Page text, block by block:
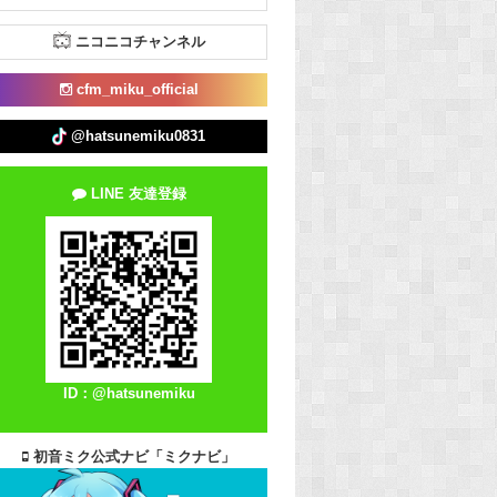
ニコニコチャンネル
cfm_miku_official
@hatsunemiku0831
LINE 友達登録
ID：@hatsunemiku
初音ミク公式ナビ「ミクナビ」